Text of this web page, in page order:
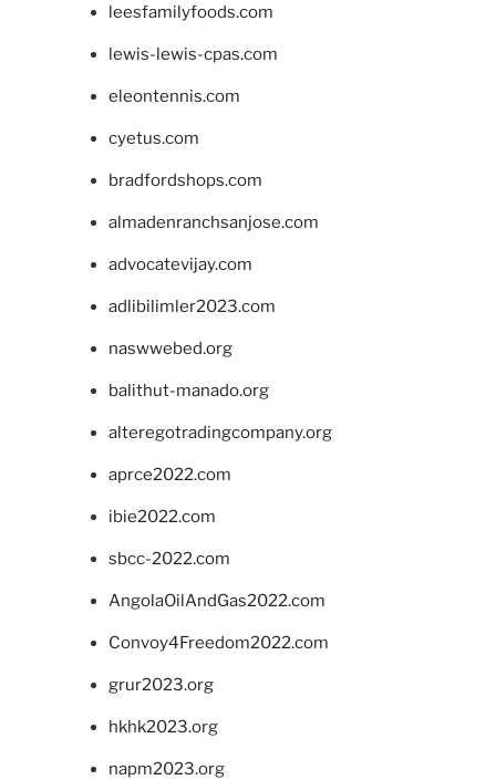
leesfamilyfoods.com
lewis-lewis-cpas.com
eleontennis.com
cyetus.com
bradfordshops.com
almadenranchsanjose.com
advocatevijay.com
adlibilimler2023.com
naswwebed.org
balithut-manado.org
alteregotradingcompany.org
aprce2022.com
ibie2022.com
sbcc-2022.com
AngolaOilAndGas2022.com
Convoy4Freedom2022.com
grur2023.org
hkhk2023.org
napm2023.org